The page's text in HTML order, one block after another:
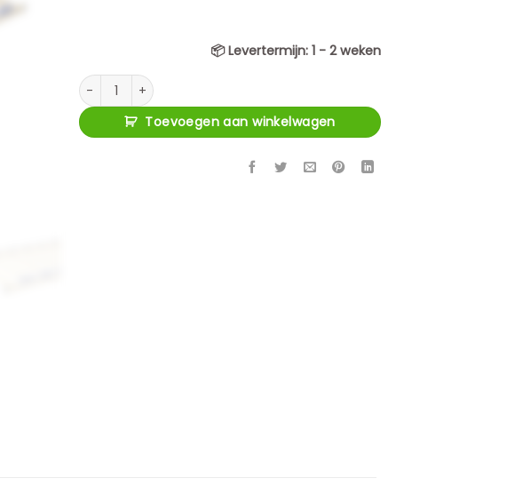
📦Levertermijn: 1 - 2 weken
Lattenbodem Ruby 70x200 aantal
Toevoegen aan winkelwagen